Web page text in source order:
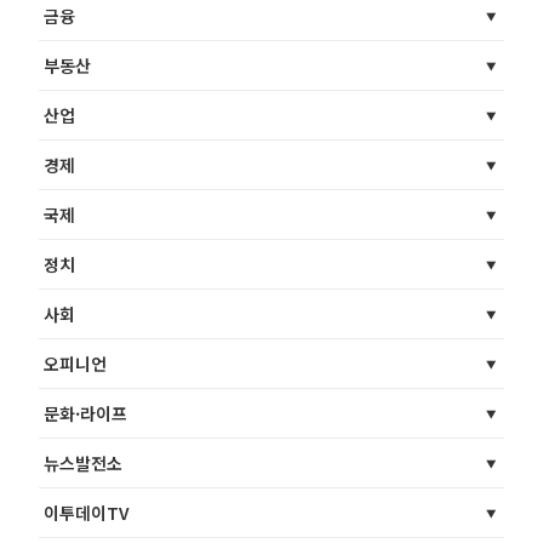
금융
부동산
산업
경제
국제
정치
사회
오피니언
문화·라이프
뉴스발전소
이투데이TV